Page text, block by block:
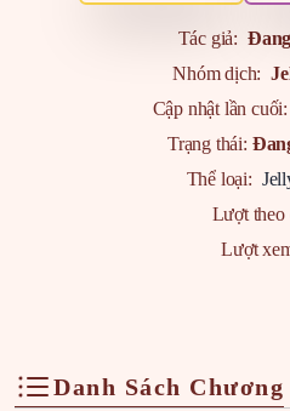
Tác giả:
Nhóm dịch:
Cập nhật lần cuối:
Trạng thái:
Thể loại:
Lượt theo
Lượt
Danh Sách Chương